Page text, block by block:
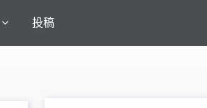
投稿